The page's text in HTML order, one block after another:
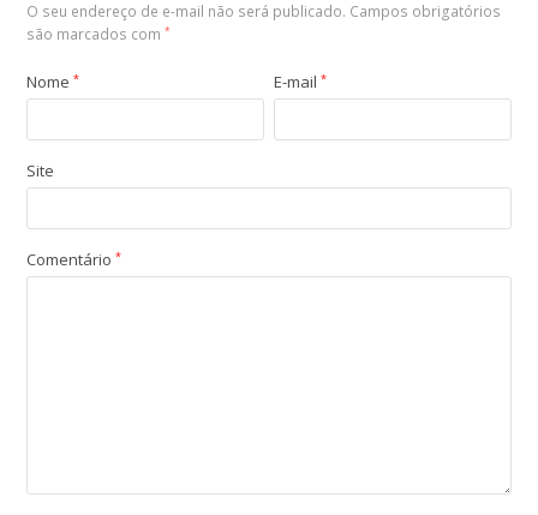
O seu endereço de e-mail não será publicado. Campos obrigatórios
são marcados com*
Nome* E-mail*
Site
Comentário*